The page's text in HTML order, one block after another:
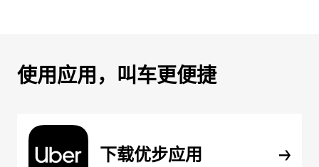
使用应用，叫车更便捷
下载优步应用